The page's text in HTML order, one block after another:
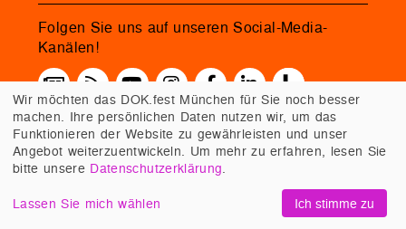
Folgen Sie uns auf unseren Social-Media-
Kanälen!
Wir möchten das DOK.fest München für Sie noch besser
machen. Ihre persönlichen Daten nutzen wir, um das
Funktionieren der Website zu gewährleisten und unser
Angebot weiterzuentwickeln. Um mehr zu erfahren, lesen Sie
bitte unsere Datenschutzerklärung.
Lassen Sie mich wählen Ich stimme zu